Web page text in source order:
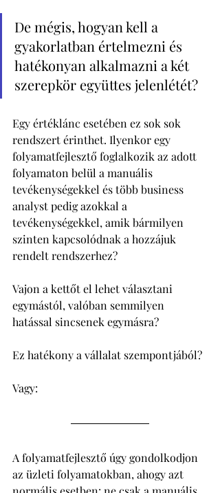
De mégis, hogyan kell a
gyakorlatban értelmezni és
hatékonyan alkalmazni a két
szerepkör együttes jelenlétét?
Egy értéklánc esetében ez sok sok
rendszert érinthet. Ilyenkor egy
folyamatfejlesztő foglalkozik az adott
folyamaton belül a manuális
tevékenységekkel és több business
analyst pedig azokkal a
tevékenységekkel, amik bármilyen
szinten kapcsolódnak a hozzájuk
rendelt rendszerhez?
Vajon a kettőt el lehet választani
egymástól, valóban semmilyen
hatással sincsenek egymásra?
Ez hatékony a vállalat szempontjából?
Vagy:
A folyamatfejlesztő úgy gondolkodjon
az üzleti folyamatokban, ahogy azt